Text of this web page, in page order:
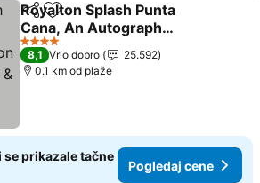
Deli Dodati u favorite
Royalton Splash Punta
Cana, An Autograph
Collection All-Inclusive
Resort & Casino
4 Zvezdice
8,1 Vrlo dobro
25.592
0.1 km od plaže
se prikazale tačne
Pogledaj cene